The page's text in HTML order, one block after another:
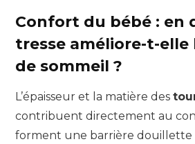
Confort du bébé : en
tresse améliore-t-elle
de sommeil ?
L’épaisseur et la matière des
contribuent directement au
forment une barrière douillette